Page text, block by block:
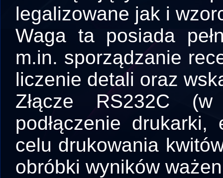
legalizowane jak i
Waga ta posiada
m.in. sporządzanie
liczenie detali oraz
Złącze RS232C
podłączenie
celu drukowania
obróbki wyników